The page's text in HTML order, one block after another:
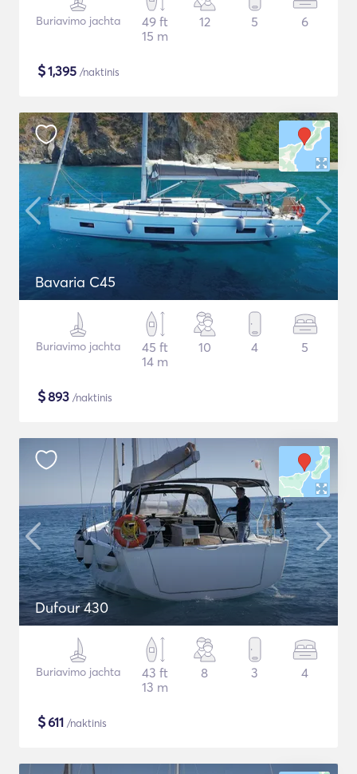
Buriavimo jachta
49 ft
15 m
12 5 6
$1,395 /naktinis
Bavaria C45
Buriavimo jachta
45 ft
14 m
10 4 5
$893 /naktinis
Dufour 430
Buriavimo jachta
43 ft
13 m
8 3 4
$611 /naktinis